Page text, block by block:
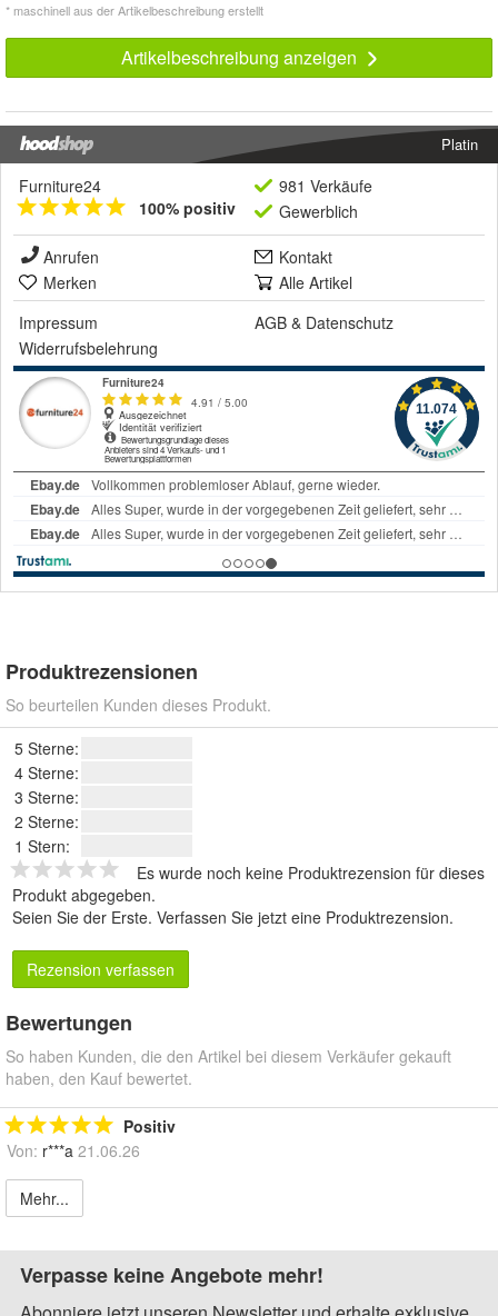
* maschinell aus der Artikelbeschreibung erstellt
Artikelbeschreibung anzeigen
Platin
Furniture24
100% positiv
981 Verkäufe
Gewerblich
Anrufen
Kontakt
Merken
Alle Artikel
Impressum
AGB & Datenschutz
Widerrufsbelehrung
Produktrezensionen
So beurteilen Kunden dieses Produkt.
5 Sterne:
4 Sterne:
3 Sterne:
2 Sterne:
1 Stern:
Es wurde noch keine Produktrezension für dieses
Produkt abgegeben.
Seien Sie der Erste. Verfassen Sie jetzt eine Produktrezension.
Rezension verfassen
Bewertungen
So haben Kunden, die den Artikel bei diesem Verkäufer gekauft
haben, den Kauf bewertet.
Positiv
Von: r***a 21.06.26
Mehr...
Verpasse keine Angebote mehr!